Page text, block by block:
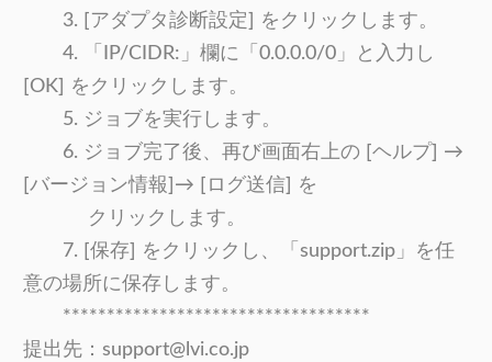
3. [アダプタ診断設定] をクリックします。
4. 「IP/CIDR:」欄に「0.0.0.0/0」と入力し
[OK] をクリックします。
5. ジョブを実行します。
6. ジョブ完了後、再び画面右上の [ヘルプ] →
[バージョン情報]→ [ログ送信] を
クリックします。
7. [保存] をクリックし、「support.zip」を任
意の場所に保存します。
***********************************
提出先：support@lvi.co.jp